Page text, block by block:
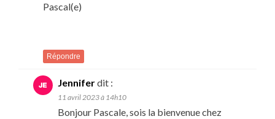
Pascal(e)
Répondre
Jenniferdit :
11 avril 2023 à 14h10
Bonjour Pascale, sois la bienvenue chez